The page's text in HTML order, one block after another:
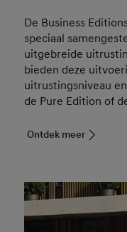
De Business
speciaal
uitgebreide
bieden deze
uitrustingsniveau
de Pure Edition of
Ontdek meer